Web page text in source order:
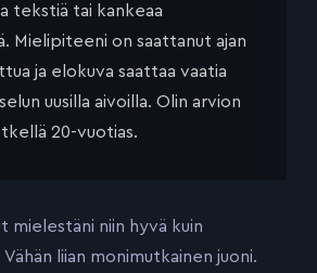
tekstiä tai kankeaa
Mielipiteeni on saattanut ajan
ja elokuva saattaa vaatia
uusilla aivoilla. Olin arvion
20-vuotias.
mielestäni niin hyvä kuin
liian monimutkainen juoni.